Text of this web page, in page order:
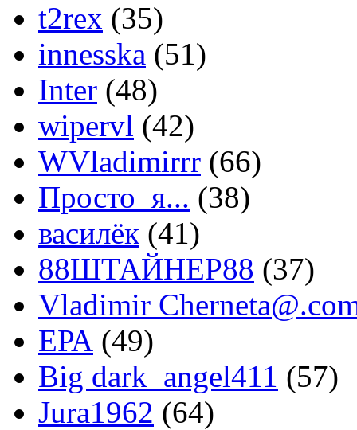
t2rex (35)
innesska (51)
Inter (48)
wipervl (42)
WVladimirrr (66)
Просто_я... (38)
василёк (41)
88ШТАЙНЕР88 (37)
Vladimir
ЕРА (49)
Big dark_angel411 (57)
Jura1962 (64)